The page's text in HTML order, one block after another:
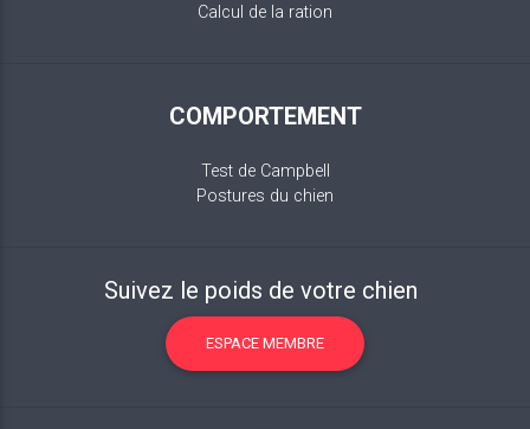
Calcul de la ration
COMPORTEMENT
Test de Campbell
Postures du chien
Suivez le poids de votre chien
ESPACE MEMBRE